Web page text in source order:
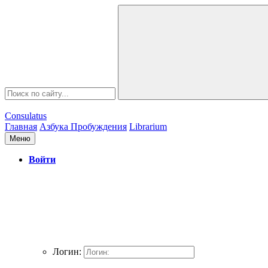
Consulatus
Главная Азбука Пробуждения Librarium
Меню
Войти
Логин: